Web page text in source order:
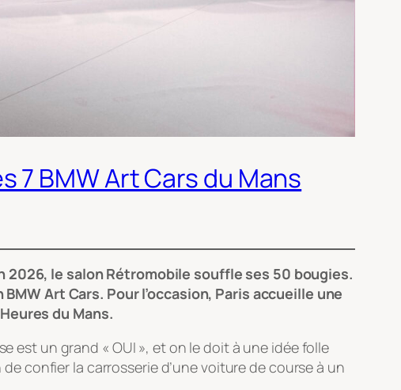
BMW Art Cars du Mans
2026, le salon Rétromobile souffle ses 50 bougies.
Art Cars. Pour l’occasion, Paris accueille une
du Mans.
est un grand « OUI », et on le doit à une idée folle
confier la carrosserie d’une voiture de course à un